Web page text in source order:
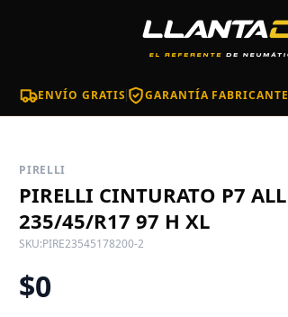
ENVÍO GRATIS GARANTÍA FABRICANTE
PIRELLI
PIRELLI CINTURATO P7
235/45/R17 97 H XL
SKU:PIRE23545178200-2
$0